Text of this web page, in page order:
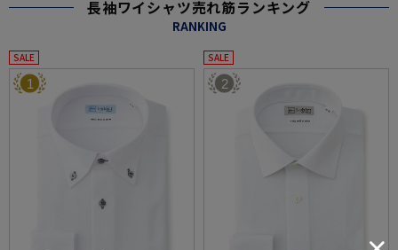
長袖ワイシャツ売れ筋ランキング
RANKING
SALE
1
SALE
2